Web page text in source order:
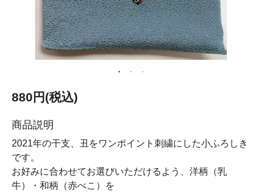
880円(税込)
商品説明
2021年の干支、丑をワンポイント刺繍にした小ふろしき
です。
お好みに合わせてお選びいただけるよう、洋柄（乳
牛）・和柄（赤べこ）を